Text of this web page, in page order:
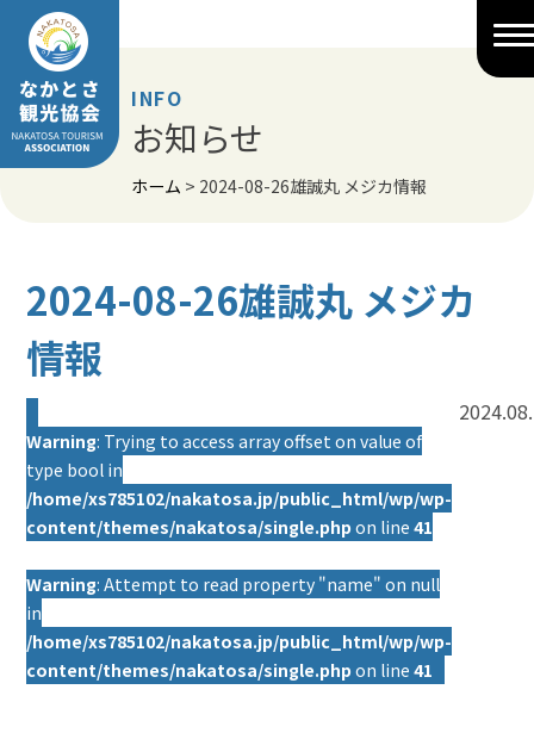
Skip
content
INFO
お知らせ
ホーム > 2024-08-26雄誠丸 メジカ情報
2024-08-26雄誠丸 メジカ
情報
Warning: Trying to access array offset on value of
type bool in
/home/xs785102/nakatosa.jp/public_html/wp/wp-
content/themes/nakatosa/single.php on line41
Warning: Attempt to read property "name" on null
in
/home/xs785102/nakatosa.jp/public_html/wp/wp-
content/themes/nakatosa/single.php on line41